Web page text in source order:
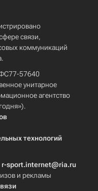
связи,
коммуникаций
57640
унитарное
агентство
технологий
r-sport.internet@ria.ru
и рекламы